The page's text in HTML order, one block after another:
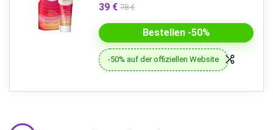
39 € 78 €
Bestellen -50%
-50% auf der offiziellen Website